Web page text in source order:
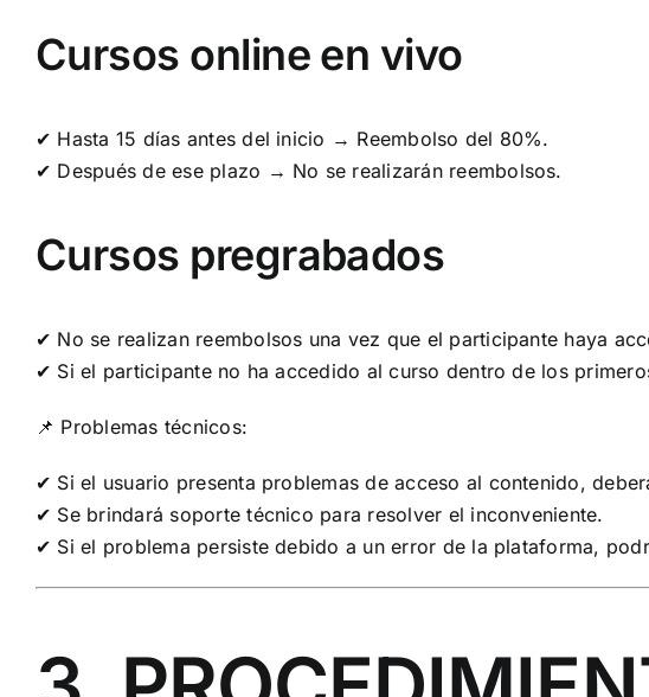
Cursos online en vivo
✔ Hasta 15 días antes del inicio → Reembolso del 80%.
✔ Después de ese plazo → No se realizarán reembolsos.
Cursos pregrabados
✔ No se realizan reembolsos una vez que el participante haya
✔ Si el participante no ha accedido al curso dentro de los
📌 Problemas técnicos:
✔ Si el usuario presenta problemas de acceso al contenido,
✔ Se brindará soporte técnico para resolver el inconveniente.
✔ Si el problema persiste debido a un error de la plataforma,